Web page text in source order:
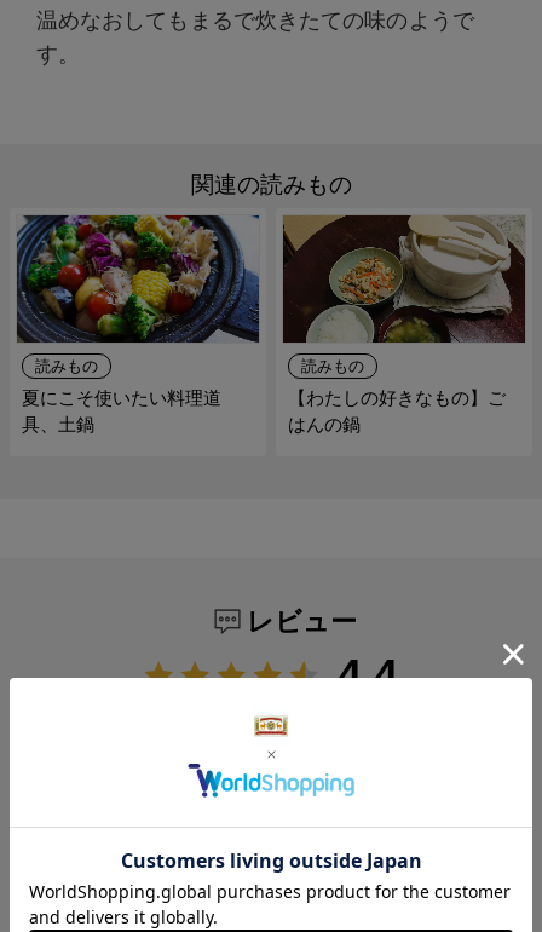
温めなおしてもまるで炊きたての味のようで
す。
関連の読みもの
読みもの
夏にこそ使いたい料理道
具、土鍋
読みもの
【わたしの好きなもの】ご
はんの鍋
レビュー
4.4
レビュー件数：
★ 1